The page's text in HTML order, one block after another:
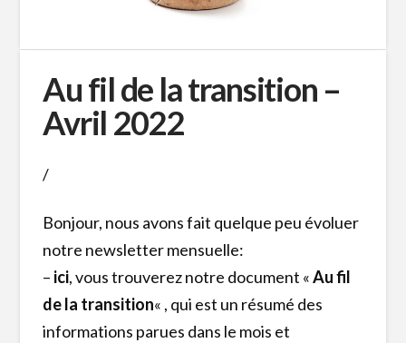
Au fil de la transition –
Avril 2022
/
Bonjour, nous avons fait quelque peu évoluer
notre newsletter mensuelle:
– ici, vous trouverez notre document «Au fil
de la transition« , qui est un résumé des
informations parues dans le mois et